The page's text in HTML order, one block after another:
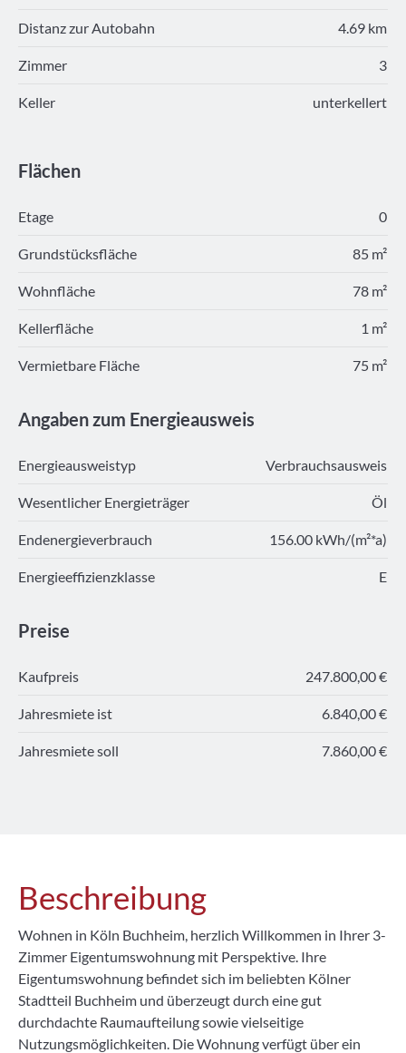
Distanz zur Autobahn 4.69 km
Zimmer 3
Keller unterkellert
Flächen
Etage 0
Grundstücksfläche 85 m²
Wohnfläche 78 m²
Kellerfläche 1 m²
Vermietbare Fläche 75 m²
Angaben zum Energieausweis
Energieausweistyp Verbrauchsausweis
Wesentlicher Energieträger Öl
Endenergieverbrauch 156.00 kWh/(m²*a)
Energieeffizienzklasse E
Preise
Kaufpreis 247.800,00 €
Jahresmiete ist 6.840,00 €
Jahresmiete soll 7.860,00 €
Beschreibung
Wohnen in Köln Buchheim, herzlich Willkommen in Ihrer 3-
Zimmer Eigentumswohnung mit Perspektive. Ihre
Eigentumswohnung befindet sich im beliebten Kölner
Stadtteil Buchheim und überzeugt durch eine gut
durchdachte Raumaufteilung sowie vielseitige
Nutzungsmöglichkeiten. Die Wohnung verfügt über ein